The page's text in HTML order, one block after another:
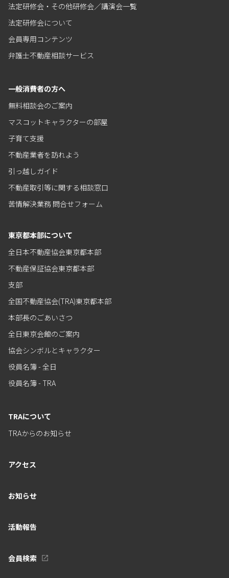
法定研修会・その他研修会／講演会一覧
法定研修会について
会員専用コンテンツ
弁護士不動産相談サービス
一般消費者の方へ
無料相談会のご案内
マスコットキャラクターの部屋
子育て支援
不動産業者を訪れよう
引っ越しガイド
不動産取引等に関する相談窓口
苦情解決業務 問合せフォーム
東京都本部について
全日本不動産協会東京都本部
不動産保証協会東京都本部
支部
全国不動産協会(TRA)東京都本部
本部長のごあいさつ
全日東京会館のご案内
協会シンボルとキャラクター
役員名簿 - 全日
役員名簿 - TRA
TRAについて
TRAからのお知らせ
アクセス
お知らせ
活動報告
会員検索